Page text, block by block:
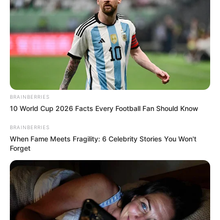
A helyszíni beszámolók szerint nagyjából 7-800
ember gyűlt össze a Sándor-palota előtt. Ez
önmagában teljesen rendben van. Mindenkinek
BRAINBERRIES
10 World Cup 2026 Facts Every Football Fan Should Know
BRAINBERRIES
When Fame Meets Fragility: 6 Celebrity Stories You Won't
Forget